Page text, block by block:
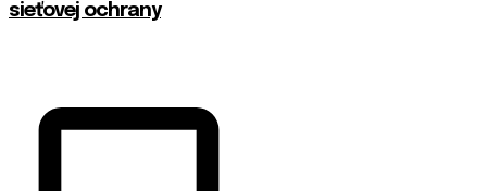
sieťovej ochrany